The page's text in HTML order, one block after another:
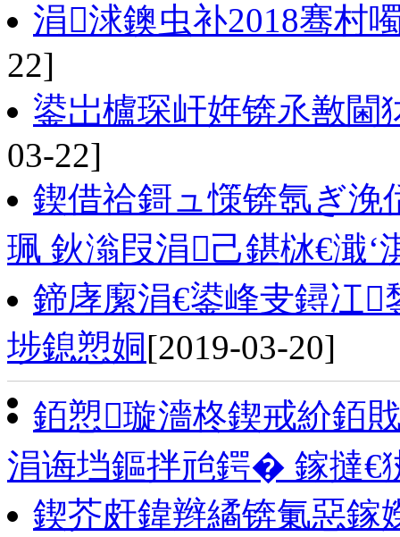
涓浗鐭虫补2018骞村
22]
鍙岀櫨琛屽姩锛氶敾
03-22]
鍥借祫鎶ュ憡锛氬ぎ浼
珮 鈥滃叚涓己鍖栤€濈‘
鍗庨緳涓€鍙峰叏鐞冮
埗鎴愬姛[2019-03-20]
銆愬璇濇柊鍥戒紒銆
涓诲垱鏂拌兘鍔� 鎵撻
鍥芥皯鍏辫繘锛氭惡鎵